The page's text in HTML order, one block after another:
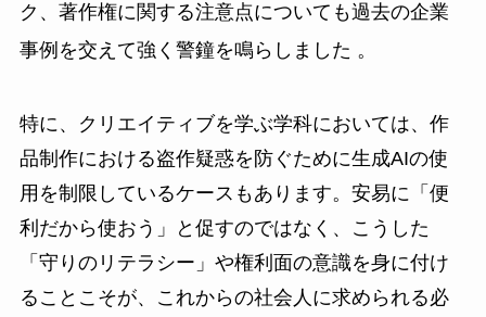
ク、著作権に関する注意点についても過去の企業
事例を交えて強く警鐘を鳴らしました 。
特に、クリエイティブを学ぶ学科においては、作
品制作における盗作疑惑を防ぐために生成AIの使
用を制限しているケースもあります。安易に「便
利だから使おう」と促すのではなく、こうした
「守りのリテラシー」や権利面の意識を身に付け
ることこそが、これからの社会人に求められる必